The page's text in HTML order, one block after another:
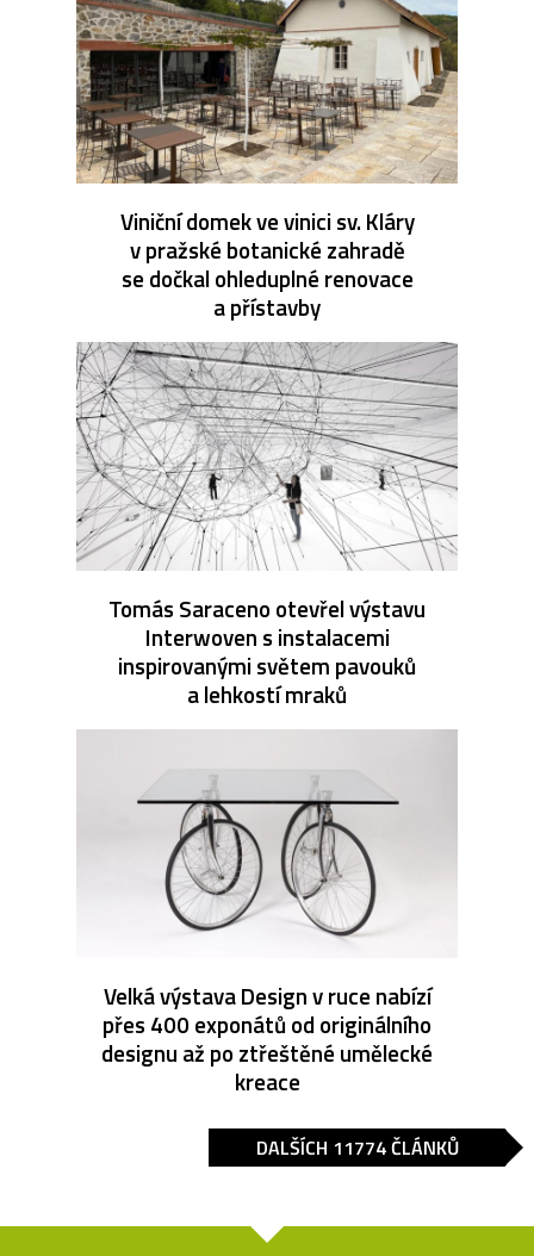
Viniční domek ve vinici sv. Kláry
v pražské botanické zahradě
se dočkal ohleduplné renovace
a přístavby
Tomás Saraceno otevřel výstavu
Interwoven s instalacemi
inspirovanými světem pavouků
a lehkostí mraků
Velká výstava Design v ruce nabízí
přes 400 exponátů od originálního
designu až po ztřeštěné umělecké
kreace
DALŠÍCH 11774 ČLÁNKŮ